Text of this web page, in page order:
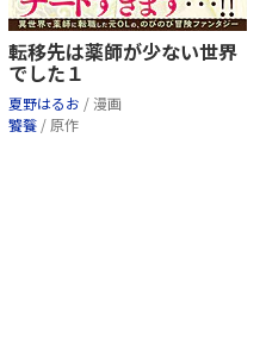
転移先は薬師が少ない世界
でした１
夏野はるお / 漫画
饕餮 / 原作